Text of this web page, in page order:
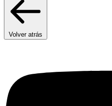
Volver atrás